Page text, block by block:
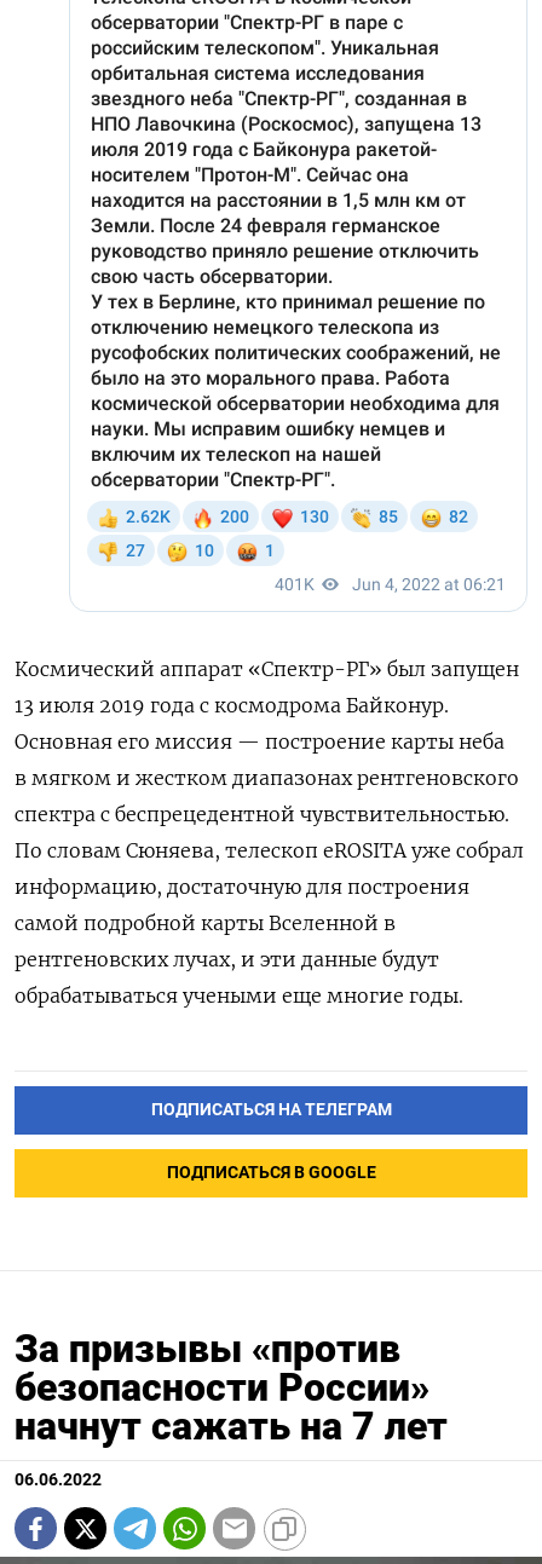
Космический аппарат «Спектр-РГ» был запущен
13 июля 2019 года с космодрома Байконур.
Основная его миссия — построение карты неба
в мягком и жестком диапазонах рентгеновского
спектра с беспрецедентной чувствительностью.
По словам Сюняева, телескоп eROSITA уже собрал
информацию, достаточную для построения
самой подробной карты Вселенной в
рентгеновских лучах, и эти данные будут
обрабатываться учеными еще многие годы.
ПОДПИСАТЬСЯ НА ТЕЛЕГРАМ
ПОДПИСАТЬСЯ В GOOGLE
За призывы «против
безопасности России»
начнут сажать на 7 лет
06.06.2022